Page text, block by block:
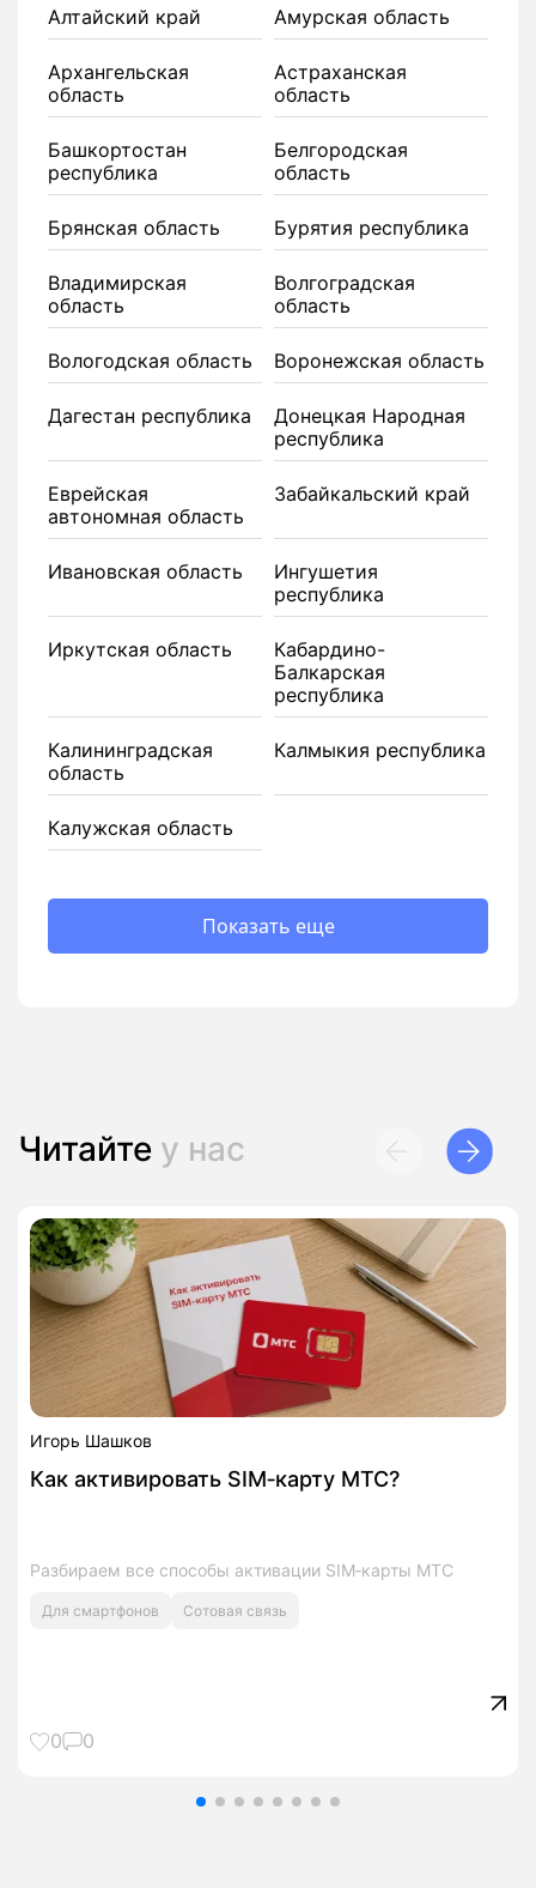
Алтайский край Амурская область
Архангельская
область
Астраханская
область
Башкортостан
республика
Белгородская
область
Брянская область Бурятия республика
Владимирская
область
Волгоградская
область
Вологодская область Воронежская область
Дагестан республика
Донецкая Народная
республика
Еврейская
автономная область
Забайкальский край
Ивановская область
Ингушетия
республика
Иркутская область
Кабардино-
Балкарская
республика
Калининградская
область
Калмыкия республика
Калужская область
Показать еще
Читайте у нас
Игорь Шашков
Как активировать SIM‑карту МТС?
Разбираем все способы активации SIM‑карты МТС
Для смартфонов Сотовая связь
0 0